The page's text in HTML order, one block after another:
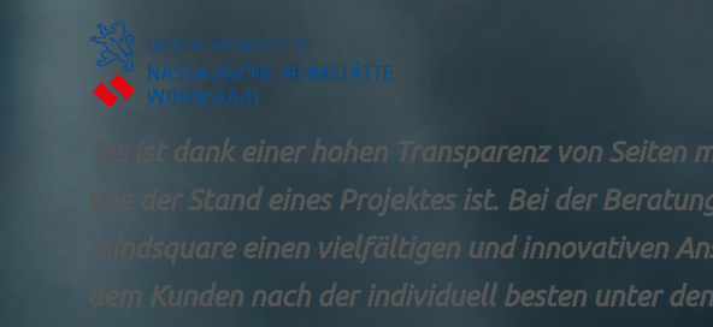
“Es ist dank einer hohen Transparenz von Seiten
wie der Stand eines Projektes ist. Bei der
mindsquare einen vielfältigen und innovativen
dem Kunden nach der individuell besten unter